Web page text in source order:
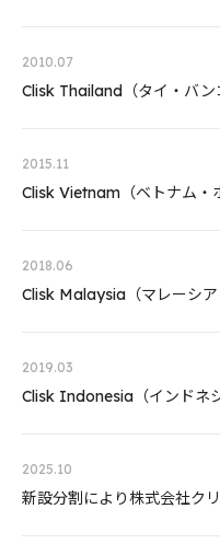
2010.07
Clisk Thailand（タイ・バン
2015.11
Clisk Vietnam（ベトナム・
2018.06
Clisk Malaysia（マレーシ
2019.03
Clisk Indonesia（インドネ
2025.10
新設分割により株式会社ク